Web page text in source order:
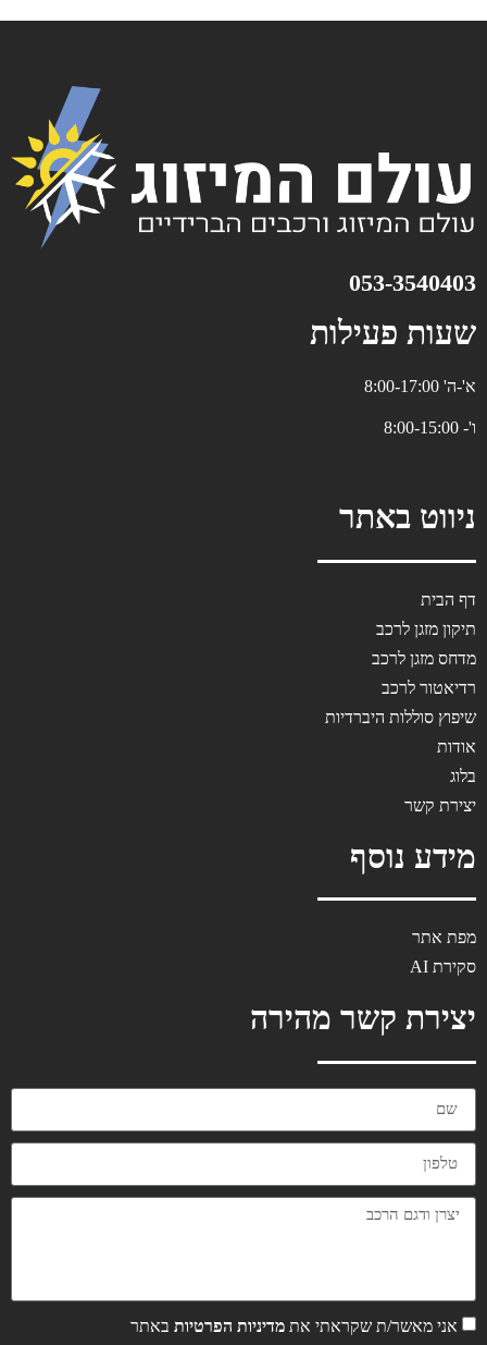
053-3540403⁩
שעות פעילות
א'-ה' 8:00-17:00
ו'- 8:00-15:00
ניווט באתר
דף הבית
תיקון מזגן לרכב
מדחס מזגן לרכב
רדיאטור לרכב
שיפוץ סוללות היברדיות
אודות
בלוג
יצירת קשר
מידע נוסף
מפת אתר
סקירת AI
יצירת קשר מהירה
אני מאשר/ת שקראתי את מדיניות הפרטיות באתר